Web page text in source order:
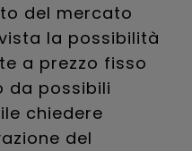
del mercato
la possibilità
a prezzo fisso
da possibili
chiedere
del